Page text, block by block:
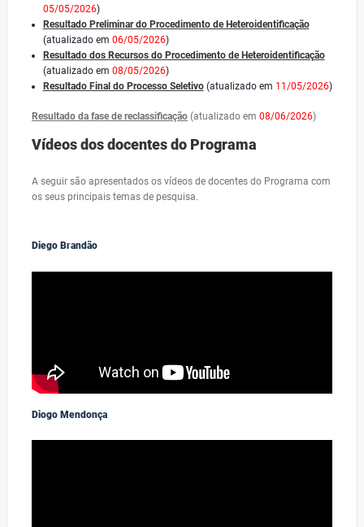
05/05/2026)
Resultado Preliminar do Procedimento de Heteroidentificação
(atualizado em 06/05/2026)
Resultado dos Recursos do Procedimento de Heteroidentificação
(atualizado em 08/05/2026)
Resultado Final do Processo Seletivo(atualizado em 11/05/2026)
Resultado da fase de reclassificação (atualizado em 08/06/2026)
Vídeos dos docentes do Programa
A seguir são apresentados os vídeos de docentes do Programa com
os seus principais temas de pesquisa.
Diego Brandão
Diogo Mendonça